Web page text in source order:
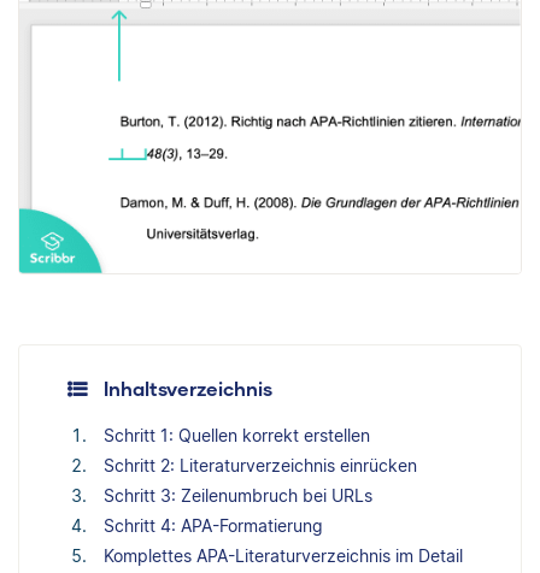
Inhaltsverzeichnis
Schritt 1: Quellen korrekt erstellen
Schritt 2: Literaturverzeichnis einrücken
Schritt 3: Zeilenumbruch bei URLs
Schritt 4: APA-Formatierung
Komplettes APA-Literaturverzeichnis im Detail